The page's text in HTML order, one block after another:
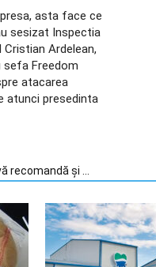
asta face ce
sesizat Inspectia
Ardelean,
Freedom
atacarea
atunci presedinta
recomandă și ...